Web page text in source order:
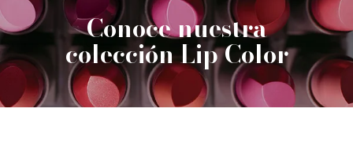
Conoce nuestra
colección Lip Color